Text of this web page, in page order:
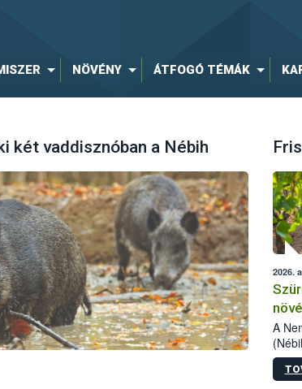
NÖVÉNY ÁTFOGÓ TÉMÁK
két vaddisznóban a Nébih
2026.
A